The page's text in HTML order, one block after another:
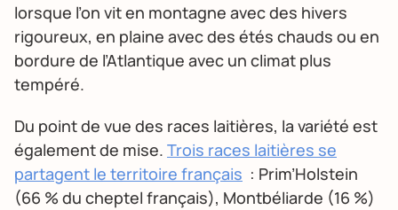
lorsque l’on vit en montagne avec des hivers
rigoureux, en plaine avec des étés chauds ou en
bordure de l’Atlantique avec un climat plus
tempéré.
Du point de vue des races laitières, la variété est
également de mise. Trois races laitières se
partagent le territoire français : Prim’Holstein
(66 % du cheptel français), Montbéliarde (16 %)